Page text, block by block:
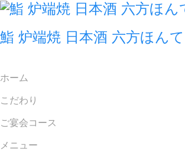
鮨 炉端焼 日本酒 六方ほん
ホーム
こだわり
ご宴会コース
メニュー